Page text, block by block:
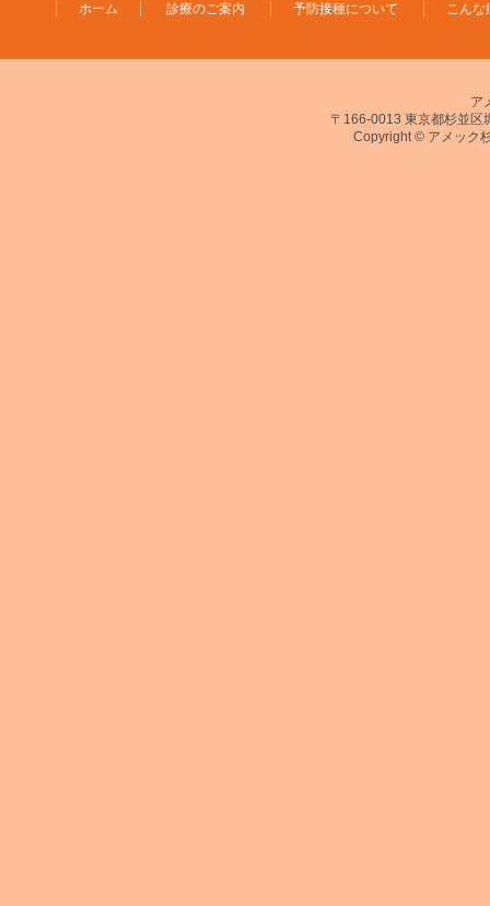
ホーム 診療のご案内 予防接種について こん
ア
〒166-0013 東京都杉並区
Copyright © アメック